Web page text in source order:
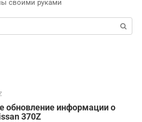
своими руками
обновление информации о
370Z